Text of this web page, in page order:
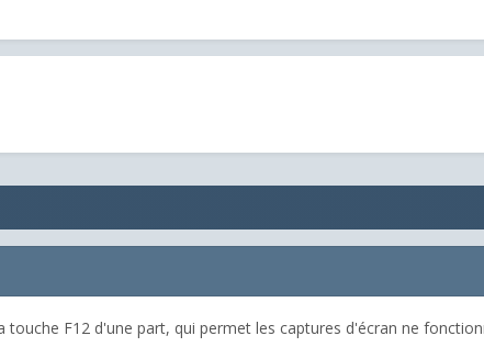
touche F12 d'une part, qui permet les captures d'écran ne